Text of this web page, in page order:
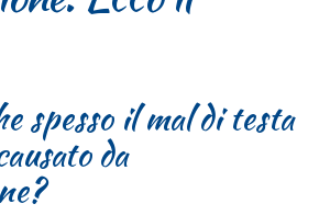
spesso il mal di testa
da